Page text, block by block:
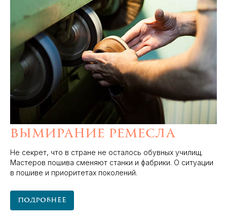
Вымирание ремесла
Не секрет, что в стране не осталось обувных училищ.
Мастеров пошива сменяют станки и фабрики. О ситуации
в пошиве и приоритетах поколений.
Подробнее